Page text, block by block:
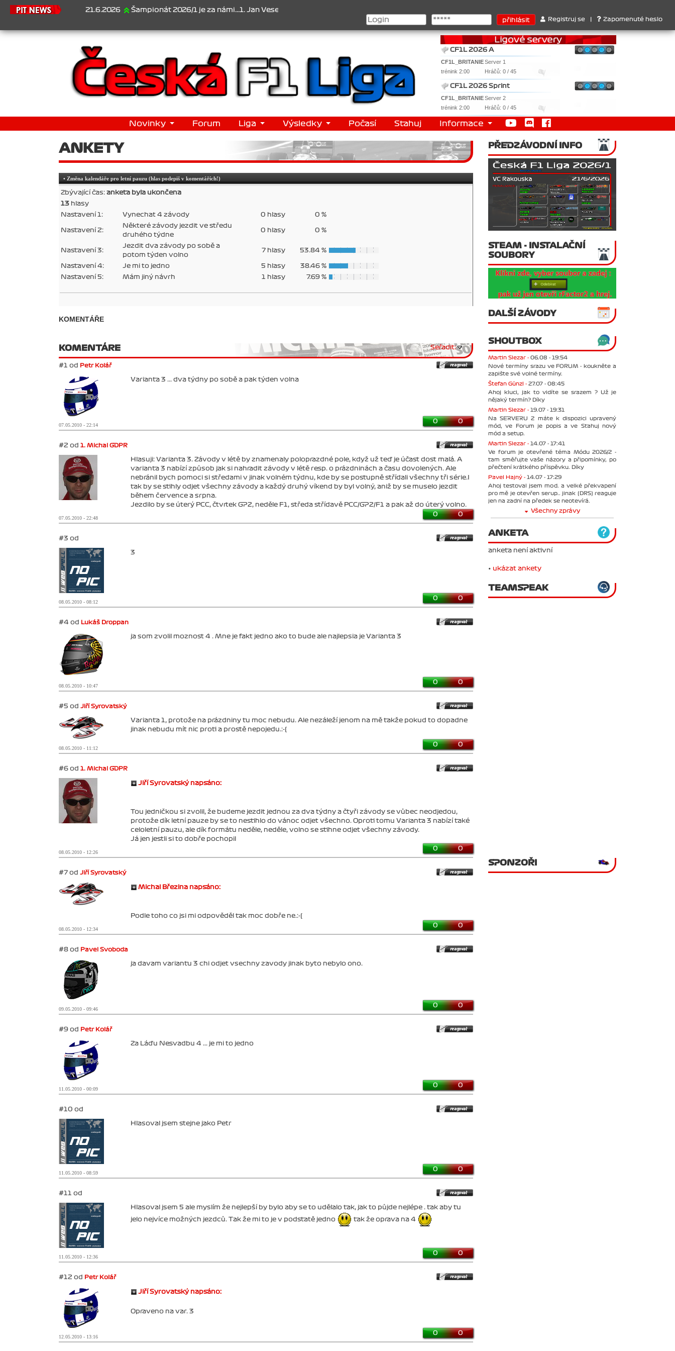
21.6.2026 Šampionát 2026/1 je za námi...1. Jan Veselý , 2. Jan Nováček , 3. Jakub Chmelík , Pohár konstruktérů : 1. Ferrari . 2. Williams , 3. RedBull ..... SprintCup - 1. Jan
Registruj se Zapomenuté heslo
CF1L 2026 A
CF1L_BRITANIEServer 1
trénink 2:00
Hráčů: 0 / 45
CF1L 2026 Sprint
CF1L_BRITANIEServer 2
trénink 2:00
Hráčů: 0 / 45
Novinky Forum Liga Výsledky Počasí Stahuj Informace
ANKETY
• Změna kalendáře pro letní pauzu (hlas podepiš v komentářích!)
Zbývající čas: anketa byla ukončena
13 hlasy
Nastavení 1:
Vynechat 4 závody 0 hlasy 0 %
Nastavení 2:
Některé závody jezdit ve středu
druhého týdne
0 hlasy 0 %
Nastavení 3:
Jezdit dva závody po sobě a
potom týden volno
7 hlasy 53.84 %
Nastavení 4: Je mi to jedno 5 hlasy
38.46 %
Nastavení 5:
Mám jiný návrh 1 hlasy 7.69 %
KOMENTÁŘE
KOMENTÁRE Seřadit:
#1 od Petr Kolář
Varianta 3 ... dva týdny po sobě a pak týden volna
07.05.2010 - 22:14
0 0
#2 od 1. Michal GDPR
Hlasuji: Varianta 3. Závody v létě by znamenaly poloprazdné pole, když už teď je účast dost malá. A
varianta 3 nabízí způsob jak si nahradit závody v létě resp. o prázdninách a času dovolených. Ale
nebránil bych pomoci si středami v jinak volném týdnu, kde by se postupně střídali všechny tři série.I
tak by se stihly odjet všechny závody a každý druhý víkend by byl volný, aniž by se muselo jezdit
během července a srpna.
Jezdilo by se úterý PCC, čtvrtek GP2, neděle F1, středa střídavě PCC/GP2/F1 a pak až do úterý volno.
07.05.2010 - 22:48
0 0
#3 od
3
08.05.2010 - 08:12
0 0
#4 od Lukáš Droppan
ja som zvolil moznost 4 . Mne je fakt jedno ako to bude ale najlepsia je Varianta 3
08.05.2010 - 10:47
0 0
#5 od Jiří Syrovatský
Varianta 1, protože na prázdniny tu moc nebudu. Ale nezáleží jenom na mě takže pokud to dopadne
jinak nebudu mít nic proti a prostě nepojedu.:-(
08.05.2010 - 11:12
0 0
#6 od 1. Michal GDPR
Jiří Syrovatský napsáno:
Tou jedničkou si zvolil, že budeme jezdit jednou za dva týdny a čtyři závody se vůbec neodjedou,
protože dík letní pauze by se to nestihlo do vánoc odjet všechno. Oproti tomu Varianta 3 nabízí také
celoletní pauzu, ale dík formátu neděle, neděle, volno se stihne odjet všechny závody.
Já jen jestli si to dobře pochopil
08.05.2010 - 12:26
0 0
#7 od Jiří Syrovatský
Michal Březina napsáno:
Podle toho co jsi mi odpověděl tak moc dobře ne.:-(
08.05.2010 - 12:34
0 0
#8 od Pavel Svoboda
ja davam variantu 3 chi odjet vsechny zavody jinak byto nebylo ono.
09.05.2010 - 09:46
0 0
#9 od Petr Kolář
Za Láďu Nesvadbu 4 ... je mi to jedno
11.05.2010 - 00:09
0 0
#10 od
Hlasoval jsem stejne jako Petr
11.05.2010 - 08:59
0 0
#11 od
Hlasoval jsem 5 ale myslím že nejlepší by bylo aby se to udělalo tak, jak to půjde nejlépe . tak aby tu
jelo nejvíce možných jezdců. Tak že mi to je v podstatě jedno
tak že oprava na 4
11.05.2010 - 12:36
0 0
#12 od Petr Kolář
Jiří Syrovatský napsáno:
Opraveno na var. 3
12.05.2010 - 13:16
0 0
PŘEDZÁVODNÍ INFO
STEAM - INSTALAČNÍ
SOUBORY
DALŠÍ ZÁVODY
SHOUTBOX
Martin Slezar - 06.08 - 19:54
Nové termíny srazu ve FORUM - koukněte a
zapište své volné termíny.
Štefan Günzl - 27.07 - 08:45
Ahoj kluci, jak to vidíte se srazem ? Už je
nějaký termín? Díky
Martin Slezar - 19.07 - 19:31
Na SERVERU 2 máte k dispozici upravený
mód, ve Forum je popis a ve Stahuj nový
mód a setup.
Martin Slezar - 14.07 - 17:41
Ve forum je otevřené téma Módu 2026/2 -
tam směřujte vaše názory a připomínky, po
přečtení krátkého příspěvku. Díky
Pavel Hajný - 14.07 - 17:29
Ahoj testoval jsem mod. a velké překvapení
pro mě je otevřen serup.. jinak (DRS) reaguje
jen na zadní na předek se neotevírá.
Všechny zprávy
ANKETA
anketa není aktivní
• ukázat ankety
TEAMSPEAK
SPONZOŘI